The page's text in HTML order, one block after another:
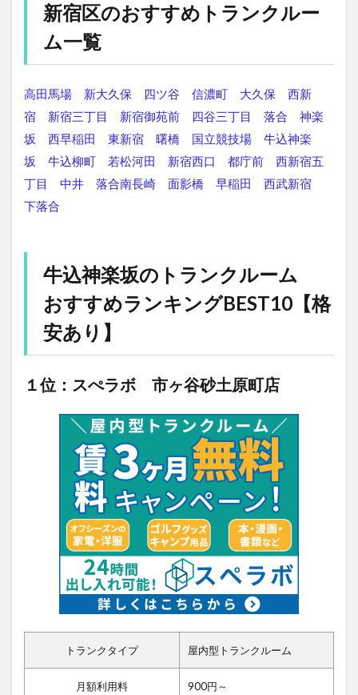
新宿区のおすすめトランクルー
ム一覧
高田馬場 新大久保 四ツ谷 信濃町 大久保
西新
宿
新宿三丁目 新宿御苑前 四谷三丁目 落合
神楽
坂
西早稲田 東新宿 曙橋 国立競技場
牛込神楽
坂
牛込柳町 若松河田 新宿西口 都庁前
西新宿五
丁目
中井 落合南長崎 面影橋 早稲田
西武新宿
下落合
牛込神楽坂のトランクルーム
おすすめランキングBEST10【格
安あり】
１位：スぺラボ 市ヶ谷砂土原町店
トランクタイプ 屋内型トランクルーム
月額利用料 900円～